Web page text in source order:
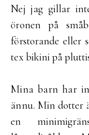
Nej jag gillar
öronen på
förstorande eller
tex bikini på
Mina barn har
ännu. Min dotter
en